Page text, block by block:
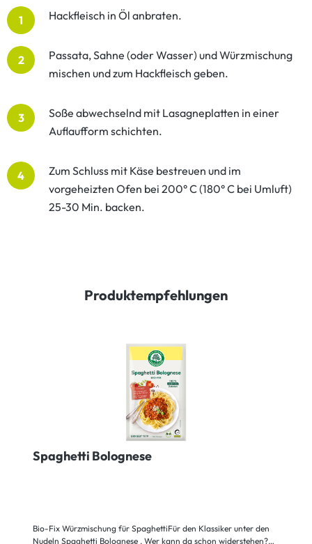
1 Hackfleisch in Öl anbraten.
2
Passata, Sahne (oder Wasser) und Würzmischung
mischen und zum Hackfleisch geben.
3
Soße abwechselnd mit Lasagneplatten in einer
Auflaufform schichten.
4
Zum Schluss mit Käse bestreuen und im
vorgeheizten Ofen bei 200° C (180° C bei Umluft)
25-30 Min. backen.
Produktempfehlungen
Spaghetti Bolognese
Bio-Fix Würzmischung für SpaghettiFür den Klassiker unter den
Nudeln Spaghetti Bolognese . Wer kann da schon widerstehen?